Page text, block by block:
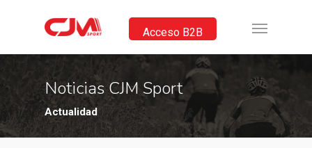
Acceso B2B
Noticias CJM Sport
Actualidad